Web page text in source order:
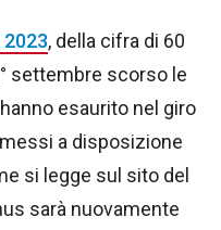
, della cifra di 60
settembre scorso le
esaurito nel giro
a disposizione
si legge sul sito del
sarà nuovamente